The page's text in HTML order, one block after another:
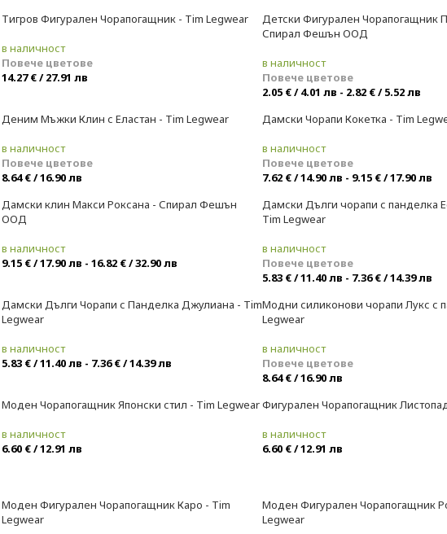
Тигров Фигурален Чорапогащник - Tim Legwear
в наличност
Повече цветове
14.27 € / 27.91 лв
Детски Фигурален Чорапогащник
Спирал Фешън ООД
в наличност
Повече цветове
2.05 € / 4.01 лв - 2.82 € / 5.52 лв
Деним Мъжки Клин с Еластан - Tim Legwear
в наличност
Повече цветове
8.64 € / 16.90 лв
Дамски Чорапи Кокетка - Tim
в наличност
Повече цветове
7.62 € / 14.90 лв - 9.15 € / 17.90 лв
Дамски клин Макси Роксана - Спирал Фешън
ООД
в наличност
9.15 € / 17.90 лв - 16.82 € / 32.90 лв
Дамски Дълги чорапи с панделка
Tim Legwear
в наличност
Повече цветове
5.83 € / 11.40 лв - 7.36 € / 14.39 лв
Дамски Дълги Чорапи с Панделка Джулиана - Tim
Legwear
в наличност
5.83 € / 11.40 лв - 7.36 € / 14.39 лв
Модни силиконови чорапи Лукс с
Legwear
в наличност
Повече цветове
8.64 € / 16.90 лв
Моден Чорапогащник Японски стил - Tim Legwear
в наличност
6.60 € / 12.91 лв
Фигурален Чорапогащник
в наличност
6.60 € / 12.91 лв
Моден Фигурален Чорапогащник Каро - Tim
Legwear
Моден Фигурален Чорапогащник
Legwear